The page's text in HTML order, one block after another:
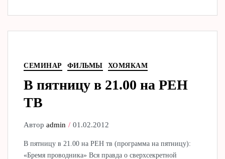
СЕМИНАР ФИЛЬМЫ ХОМЯКАМ
В пятницу в 21.00 на РЕН
ТВ
Авторadmin 01.02.2012
В пятницу в 21.00 на РЕН тв (программа на пятницу):
«Бремя проводника» Вся правда о сверхсекретной